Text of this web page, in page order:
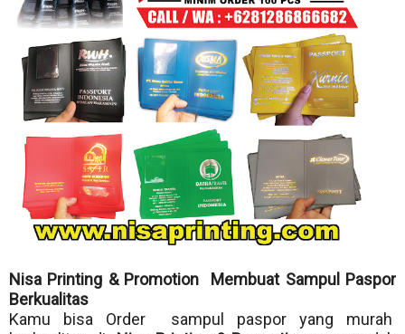
Nisa Printing & Promotion Membuat Sampul Paspor
Berkualitas
Kamu bisa Order sampul paspor yang murah